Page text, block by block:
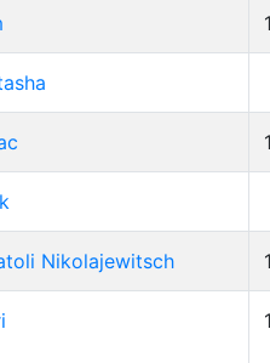
Nikolajewitsch